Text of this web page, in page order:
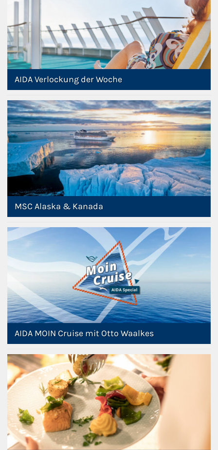
AIDA Verlockung der Woche
MSC Alaska & Kanada
AIDA MOIN Cruise mit Otto Waalkes